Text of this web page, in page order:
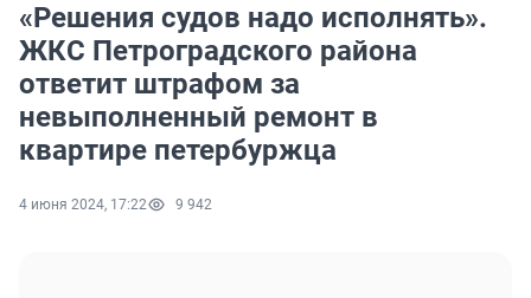
«Решения судов надо исполнять».
ЖКС Петроградского района
ответит штрафом за
невыполненный ремонт в
квартире петербуржца
4 июня 2024, 17:22 9 942